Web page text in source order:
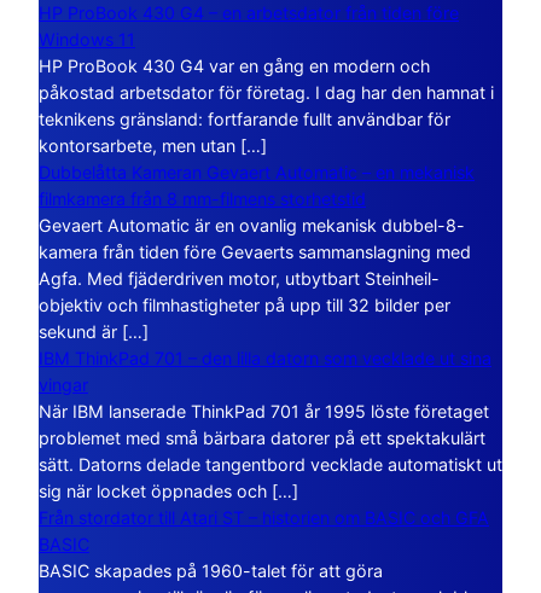
HP ProBook 430 G4 – en arbetsdator från tiden före
Windows 11
HP ProBook 430 G4 var en gång en modern och
påkostad arbetsdator för företag. I dag har den hamnat i
teknikens gränsland: fortfarande fullt användbar för
kontorsarbete, men utan […]
Dubbelåtta Kameran Gevaert Automatic – en mekanisk
filmkamera från 8 mm-filmens storhetstid
Gevaert Automatic är en ovanlig mekanisk dubbel-8-
kamera från tiden före Gevaerts sammanslagning med
Agfa. Med fjäderdriven motor, utbytbart Steinheil-
objektiv och filmhastigheter på upp till 32 bilder per
sekund är […]
IBM ThinkPad 701 – den lilla datorn som vecklade ut sina
vingar
När IBM lanserade ThinkPad 701 år 1995 löste företaget
problemet med små bärbara datorer på ett spektakulärt
sätt. Datorns delade tangentbord vecklade automatiskt ut
sig när locket öppnades och […]
Från stordator till Atari ST – historien om BASIC och GFA
BASIC
BASIC skapades på 1960-talet för att göra